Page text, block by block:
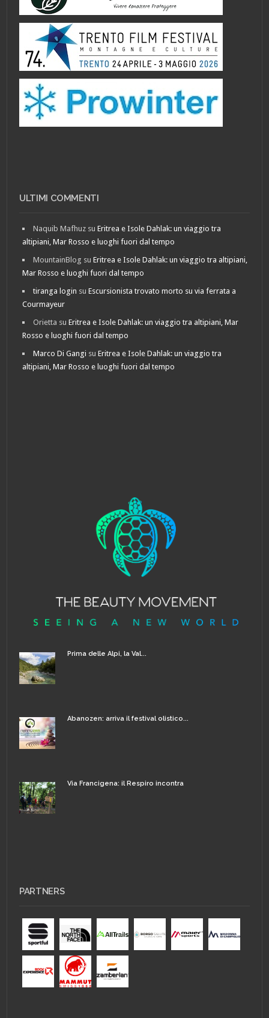
ULTIMI COMMENTI
Naquib Mafhuz suEritrea e Isole Dahlak: un viaggio tra
altipiani, Mar Rosso e luoghi fuori dal tempo
MountainBlog suEritrea e Isole Dahlak: un viaggio tra altipiani,
Mar Rosso e luoghi fuori dal tempo
tiranga login suEscursionista trovato morto su via ferrata a
Courmayeur
Orietta suEritrea e Isole Dahlak: un viaggio tra altipiani, Mar
Rosso e luoghi fuori dal tempo
Marco Di Gangi suEritrea e Isole Dahlak: un viaggio tra
altipiani, Mar Rosso e luoghi fuori dal tempo
Prima delle Alpi, la Val...
Abanozen: arriva il festival olistico...
Via Francigena: il Respiro incontra
PARTNERS